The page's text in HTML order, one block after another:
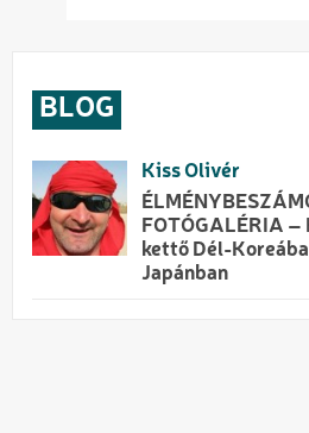
BLOG
Kiss Olivér
FOTÓGALÉRIA –
kettő Dél-
Japánban